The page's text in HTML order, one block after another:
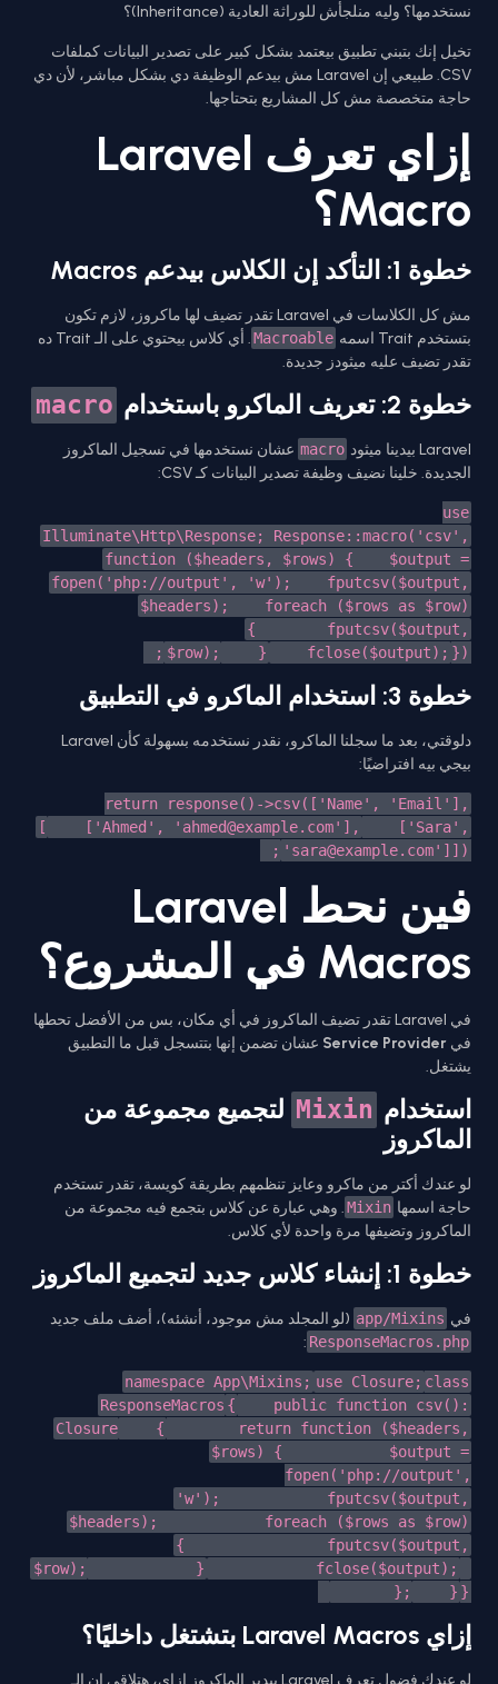
نستخدمها؟ وليه منلجأش للوراثة العادية (Inheritance)؟
تخيل إنك بتبني تطبيق بيعتمد بشكل كبير على تصدير البيانات كملفات
CSV. طبيعي إن Laravel مش بيدعم الوظيفة دي بشكل مباشر، لأن دي
حاجة متخصصة مش كل المشاريع بتحتاجها.
إزاي تعرف Laravel
Macro؟
خطوة 1: التأكد إن الكلاس بيدعم Macros
مش كل الكلاسات في Laravel تقدر تضيف لها ماكروز، لازم تكون
بتستخدم Trait اسمه
Macroable
. أي كلاس بيحتوي على الـ Trait ده
تقدر تضيف عليه ميثودز جديدة.
خطوة 2: تعريف الماكرو باستخدام macro
Laravel بيدينا ميثود macro عشان نستخدمها في تسجيل الماكروز
الجديدة. خلينا نضيف وظيفة تصدير البيانات كـ CSV:
use
Illuminate\Http\Response; Response::macro('csv',
function ($headers, $rows) { $output =
fopen('php://output', 'w');
fputcsv($output,
$headers);
foreach ($rows as $row)
{ fputcsv($output,
$row);
} fclose($output); });
خطوة 3: استخدام الماكرو في التطبيق
دلوقتي، بعد ما سجلنا الماكرو، نقدر نستخدمه بسهولة كأن Laravel
بيجي بيه افتراضيًا:
return response()->csv(['Name', 'Email'],
[
['Ahmed', ' ahmed@example.com'],
['Sara',
' sara@example.com'] ]);
فين نحط Laravel
Macros في المشروع؟
في Laravel تقدر تضيف الماكروز في أي مكان، بس من الأفضل تحطها
في Service Provider عشان تضمن إنها بتتسجل قبل ما التطبيق
يشتغل.
استخدام Mixin لتجميع مجموعة من
الماكروز
لو عندك أكتر من ماكرو وعايز تنظمهم بطريقة كويسة، تقدر تستخدم
حاجة اسمها Mixin. وهي عبارة عن كلاس بتجمع فيه مجموعة من
الماكروز وتضيفها مرة واحدة لأي كلاس.
خطوة 1: إنشاء كلاس جديد لتجميع الماكروز
في app/Mixins (لو المجلد مش موجود، أنشئه)، أضف ملف جديد
ResponseMacros.php
:
namespace App\Mixins; use Closure; class
ResponseMacros {
public function csv():
Closure
{
return function ($headers,
$rows) { $output =
fopen('php://output',
'w');
fputcsv($output,
$headers);
foreach ($rows as $row)
{ fputcsv($output,
$row);
}
fclose($output);
};
} }
إزاي Laravel Macros بتشتغل داخليًا؟